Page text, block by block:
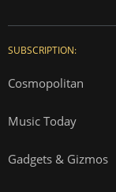
SUBSCRIPTION:
Cosmopolitan
Music Today
Gadgets & Gizmos